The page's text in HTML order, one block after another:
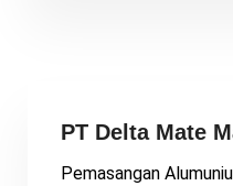
PT Delta Mate
Pemasangan